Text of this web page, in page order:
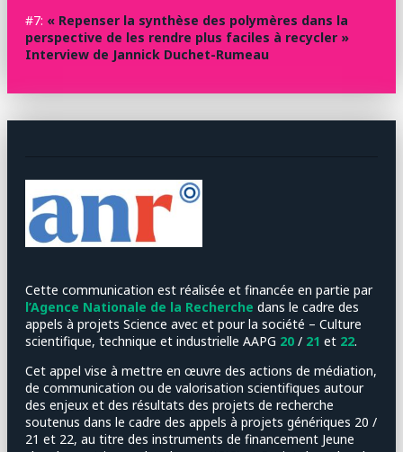
#7: « Repenser la synthèse des polymères dans la
perspective de les rendre plus faciles à recycler »
Interview de Jannick Duchet-Rumeau
Cette communication est réalisée et financée en partie par
l’Agence Nationale de la Recherche dans le cadre des
appels à projets Science avec et pour la société – Culture
scientifique, technique et industrielle AAPG 20 / 21 et 22.
Cet appel vise à mettre en œuvre des actions de médiation,
de communication ou de valorisation scientifiques autour
des enjeux et des résultats des projets de recherche
soutenus dans le cadre des appels à projets génériques 20 /
21 et 22, au titre des instruments de financement Jeune